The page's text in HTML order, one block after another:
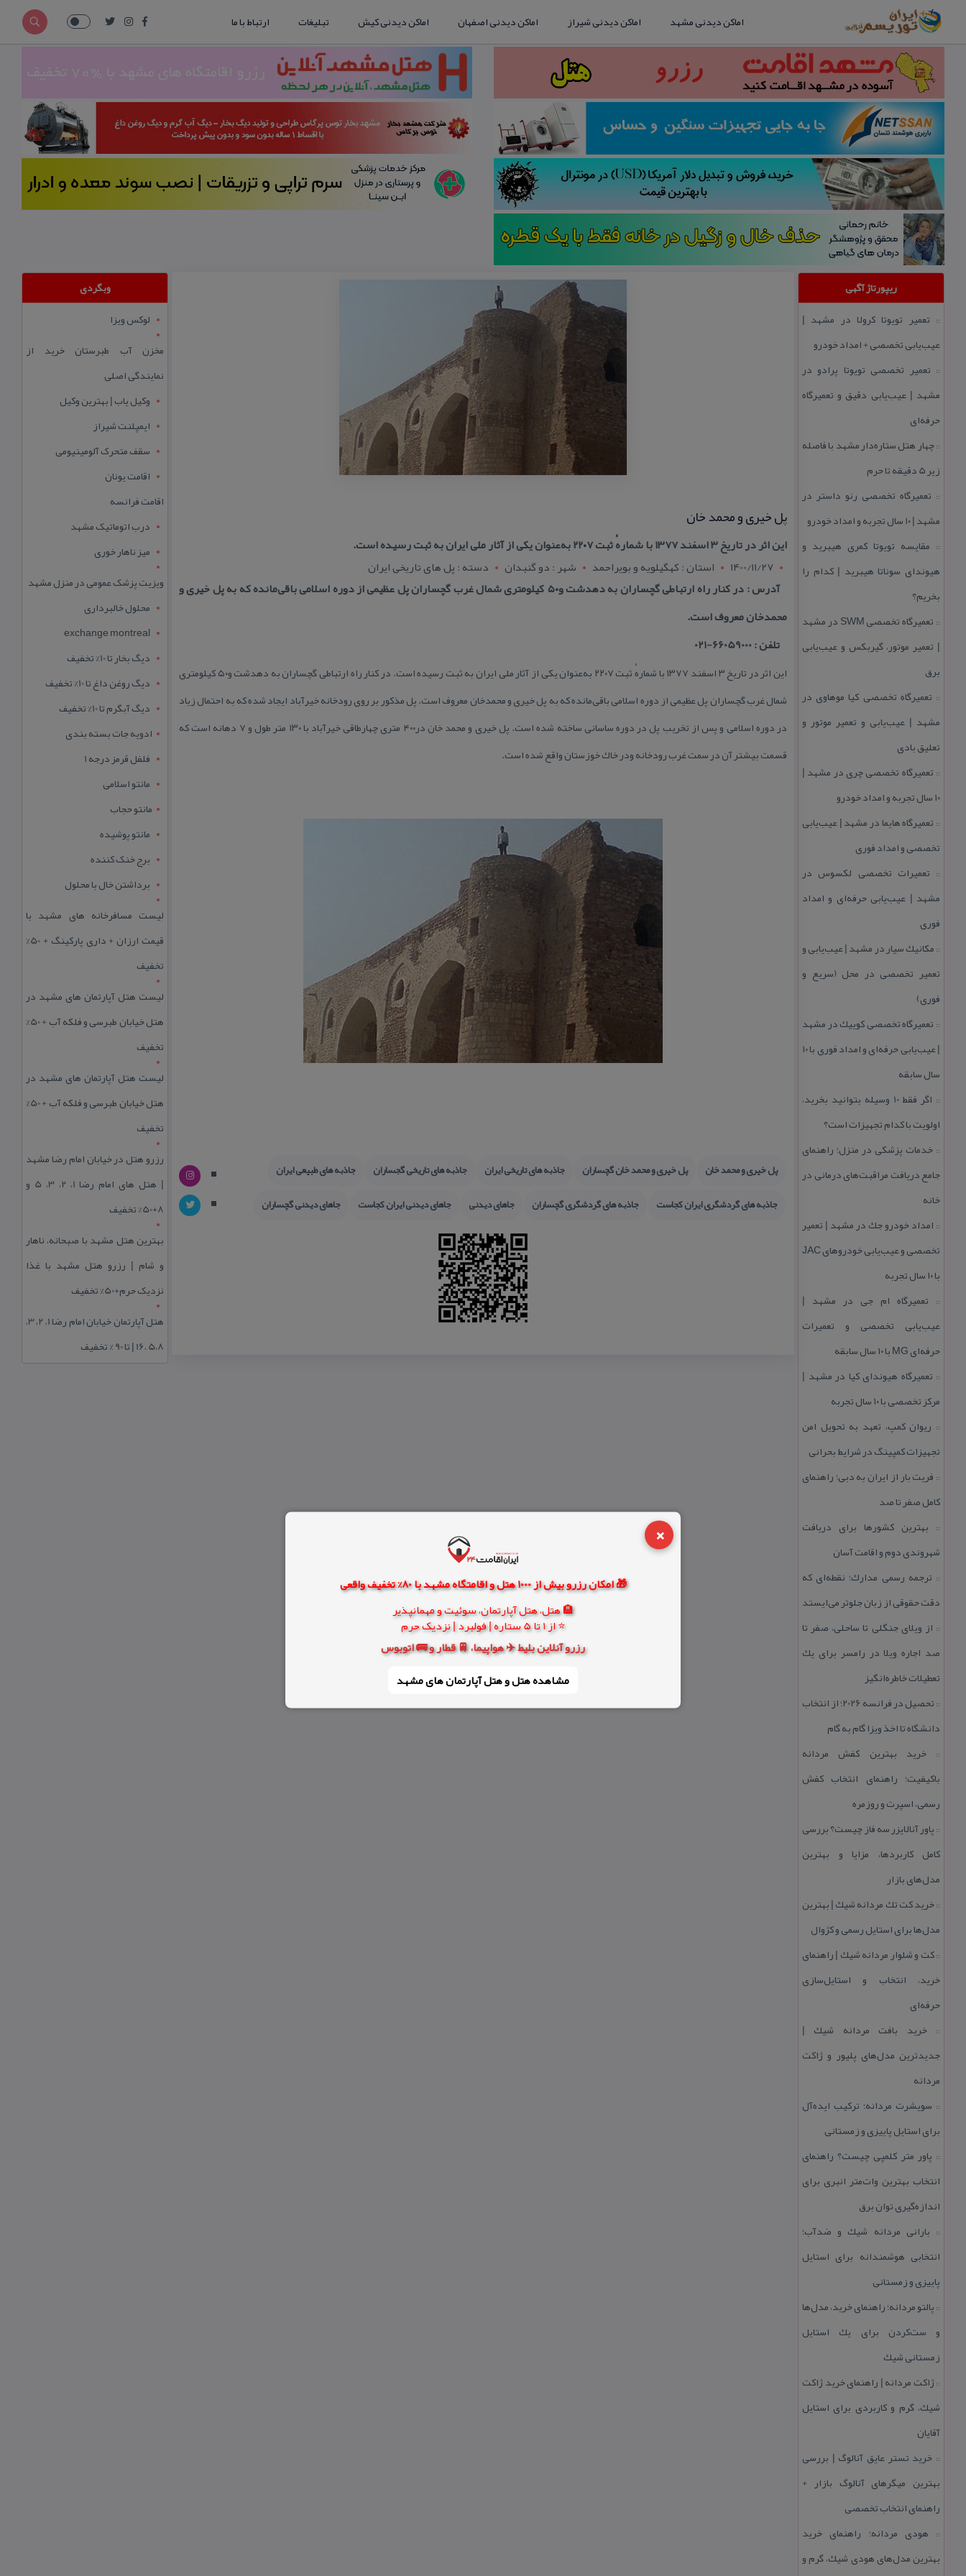
×
🎁 امکان رزرو بیش از 1000 هتل و اقامتگاه مشهد با 80% تخفیف واقعی
🏨 هتل، هتل آپارتمان، سوئیت و مهمانپذیر
⭐ از 1 تا 5 ستاره | فولبرد | نزدیک حرم
رزرو آنلاین بلیط ✈️ هواپیما، 🚆 قطار و 🚌 اتوبوس
مشاهده هتل و هتل‌ آپارتمان های مشهد
اماکن دیدنی مشهد اماکن دیدنی شیراز اماکن دیدنی اصفهان اماکن دیدنی کیش تبلیغات ارتباط با ما
ریپورتاژ آگهی
:: تعمیر تویوتا كرولا در مشهد |
عیب‌یابی تخصصی + امداد خودرو
:: تعمیر تخصصی تویوتا پرادو در
مشهد | عیب‌یابی دقیق و تعمیرگاه
حرفه‌ای
::چهار هتل‌ ستاره‌دار مشهد با فاصله
زیر 5 دقیقه تا حرم
:: تعمیرگاه تخصصی رنو داستر در
مشهد | ۱۰ سال تجربه و امداد خودرو
:: مقایسه تویوتا كمری هیبرید و
هیوندای سوناتا هیبرید | كدام را
بخریم؟
::
تعمیرگاه تخصصی SWM در مشهد
| تعمیر موتور، گیربكس و عیب‌یابی
برق
:: تعمیرگاه تخصصی كیا موهاوی در
مشهد | عیب‌یابی و تعمیر موتور و
تعلیق بادی
:: تعمیرگاه تخصصی چری در مشهد |
۱۰ سال تجربه و امداد خودرو
:: تعمیرگاه هایما در مشهد | عیب‌یابی
تخصصی و امداد فوری
:: تعمیرات تخصصی لكسوس در
مشهد | عیب‌یابی حرفه‌ای و امداد
فوری
:: مكانیك سیار در مشهد | عیب‌یابی و
تعمیر تخصصی در محل (سریع و
فوری)
:: تعمیرگاه تخصصی كوییك در مشهد
| عیب‌یابی حرفه‌ای و امداد فوری با ۱۰
سال سابقه
::
اگر فقط 10 وسیله بتوانید بخرید،
اولویت با كدام تجهیزات است؟
:: خدمات پزشكی در منزل؛ راهنمای
جامع دریافت مراقبت‌های درمانی در
خانه
:: امداد خودرو جك در مشهد | تعمیر
تخصصی و عیب‌یابی خودروهای JAC
با ۱۰ سال تجربه
:: تعمیرگاه ام جی در مشهد |
عیب‌یابی تخصصی و تعمیرات
حرفه‌ای MG با ۱۰ سال سابقه
:: تعمیرگاه هیوندای كیا در مشهد |
مركز تخصصی با ۱۰ سال تجربه
:: ریوان كمپ، تعهد به تحویل امن
تجهیزات كمپینگ در شرایط بحرانی
:: فریت بار از ایران به دبی؛ راهنمای
كامل صفر تا صد
:: بهترین كشورها برای دریافت
شهروندی دوم و اقامت آسان
:: ترجمه رسمی مدارك؛ نقطه‌ای كه
دقت حقوقی از زبان جلوتر می‌ایستد
:: از ویلای جنگلی تا ساحلی، صفر تا
صد اجاره ویلا در رامسر برای یك
تعطیلات خاطره‌انگیز
::
تحصیل در فرانسه 2026؛ از انتخاب
دانشگاه تا اخذ ویزا گام به گام
::خرید بهترین كفش مردانه
باكیفیت؛ راهنمای انتخاب كفش
رسمی، اسپرت و روزمره
:: پاور آنالایزر سه فاز چیست؟ بررسی
كامل كاربردها، مزایا و بهترین
مدل‌های بازار
::خرید كت تك مردانه شیك | بهترین
مدل‌ها برای استایل رسمی و كژوال
::كت و شلوار مردانه شیك | راهنمای
خرید، انتخاب و استایل‌سازی
حرفه‌ای
::خرید بافت مردانه شیك |
جدیدترین مدل‌های پلیور و ژاكت
مردانه
:: سویشرت مردانه؛ تركیب ایده‌آل
برای استایل پاییزی و زمستانی
:: پاور متر كلمپی چیست؟ راهنمای
انتخاب بهترین وات‌متر انبری برای
اندازه‌گیری توان برق
:: بارانی مردانه شیك و ضدآب؛
انتخابی هوشمندانه برای استایل
پاییزی و زمستانی
:: پالتو مردانه؛ راهنمای خرید، مدل‌ها
و ست‌كردن برای یك استایل
زمستانی شیك
::ژاكت مردانه | راهنمای خرید ژاكت
شیك، گرم و كاربردی برای استایل
آقایان
:: خرید تستر عایق آنالوگ | بررسی
بهترین میگرهای آنالوگ بازار +
راهنمای انتخاب تخصصی
:: هودی مردانه؛ راهنمای خرید
بهترین مدل‌های هودی شیك، گرم و
پل خیری و محمد خان
این اثر در تاریخ ۳ اسفند ۱۳۷۷ با شمارهٔ ثبت ۲۲۰۷ به‌عنوان یكی از آثار ملی ایران به ثبت رسیده است.
1400/11/27
استان : کهگيلويه و بويراحمد شهر : دو گنبدان
دسته : پل های تاریخی ایران
آدرس : در كنار راه ارتباطی گچساران به دهدشت و۵۰ كیلومتری شمال غرب گچساران پل عظیمی از دوره‌ اسلامی باقی‌مانده كه به پل خیری و
محمدخان معروف است.
تلفن : 66059000-021
این اثر در تاریخ ۳ اسفند ۱۳۷۷ با شمارهٔ ثبت ۲۲۰۷ به‌عنوان یكی از آثار ملی ایران به ثبت رسیده است. در كنار راه ارتباطی گچساران به دهدشت و۵۰ كیلومتری
شمال غرب گچساران پل عظیمی از دوره‌ اسلامی باقی‌مانده كه به پل خیری و محمدخان معروف است. پل مذكور بر روی رودخانه‌ خیرآباد ایجاد شده كه به احتمال زیاد
در دوره‌ اسلامی و پس از تخریب پل در دوره ساسانی ساخته شده است. پل خیری و محمد خان در۴۰۰ متری چهارطاقی خیرآباد با ۱۳۰ متر طول و ۷ دهانه است كه
قسمت بیشتر آن در سمت غرب رودخانه ودر خاك خوزستان واقع شده است.
پل خیری و محمد خان پل خیری و محمد خان گچساران جاذبه های تاریخی ایران جاذبه های تاریخی گجساران
جاذبه های طبیعی ایران
جاذبه های گردشگری ایران كجاست
جاذبه های گردشگری گچساران جاهای دیدنی جاهای دیدنی ایران كجاست جاهای دیدنی گچساران
وبگردی
لوکس ویزا
مخزن آب طبرستان خرید از
نمایندگی اصلی
وکیل یاب | بهترین وکیل
ایمپلنت شیراز
سقف متحرک آلومینیومی
اقامت یونان
اقامت فرانسه
درب اتوماتیک مشهد
میز ناهار خوری
ویزیت پزشک عمومی در منزل مشهد
محلول خالبرداری
exchange montreal
دیگ بخار تا 10% تخفیف
دیگ روغن داغ تا 10% تخفیف
دیگ آبگرم تا 10% تخفیف
ادویه جات بسته بندی
فلفل قرمز درجه 1
مانتو اسلامی
مانتو حجاب
مانتو پوشیده
برج خنک کننده
برداشتن خال با محلول
لیست مسافرخانه های مشهد با
قیمت ارزان + داری پارکینگ + 50%
تخفیف
لیست هتل آپارتمان های مشهد در
هتل خیابان طبرسی و فلکه آب + 50%
تخفیف
لیست هتل آپارتمان های مشهد در
هتل خیابان طبرسی و فلکه آب + 50%
تخفیف
رزرو هتل در خیابان امام رضا مشهد
| هتل‌ های امام رضا 1، 2، 3، 5 و
8+50% تخفیف
بهترین هتل مشهد با صبحانه، ناهار
و شام | رزرو هتل مشهد با غذا
نزدیک حرم+50% تخفیف
هتل آپارتمان خیابان امام رضا 1، 2، 3،
5،8 ،16 | تا 90 % تخفیف